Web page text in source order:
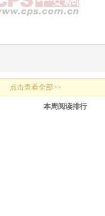
点击查看全部>>
本周阅读排行